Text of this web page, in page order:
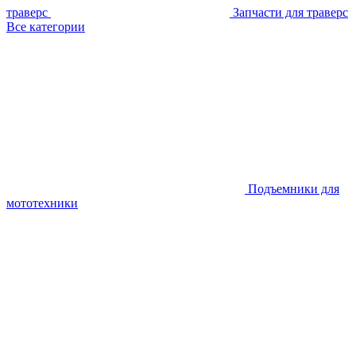
траверс
Запчасти для траверс
Все категории
Подъемники для
мототехники